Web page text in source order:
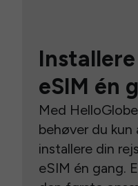
eSIM én
Med HelloGlobe
behøver du kun
installere din
eSIM én gang.